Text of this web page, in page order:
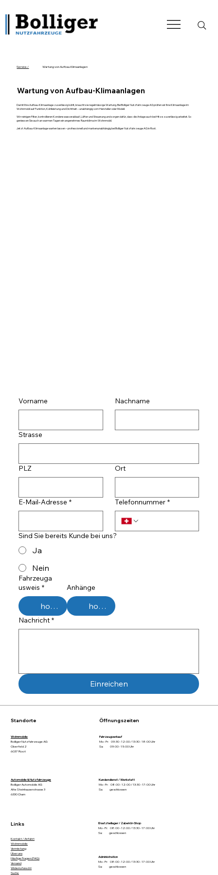
Service / Wartung von Aufbau-Klimaanlagen
Wartung von Aufbau-Klimaanlagen
Damit Ihre Aufbau-Klimaanlage zuverlässig kühlt, braucht sie regelmässige Wartung. Bei Bolliger Nutzfahrzeuge AG prüfen wir Ihre Klimaanlage im
Wohnmobil auf Funktion, Kühlleistung und Dichtheit – unabhängig vom Hersteller oder Modell.
Wir reinigen Filter, kontrollieren Kondenswasserablauf, Lüfter und Steuerung und sorgen dafür, dass die Anlage auch bei Hitze zuverlässig arbeitet. So
geniessen Sie auch an warmen Tagen ein angenehmes Raumklima im Wohnmobil.
Jetzt Aufbau-Klimaanlage warten lassen – professionell und markenunabhängig bei Bolliger Nutzfahrzeuge AG in Root.
Vorname Nachname
Strasse
PLZ Ort
E-Mail-Adresse * Telefonnummer *
Sind Sie bereits Kunde bei uns?
Ja
Nein
Fahrzeuga
usweis *
hochladen
Anhänge
hochladen
Nachricht *
Einreichen
Standorte Öffnungszeiten
Links
Wohnmobile
Bolliger Nutzfahrzeuge AG
Oberfeld 2
6037 Root
Fahrzeugverkauf
Mo - Fr: 09:30 - 12:00 / 13:30 - 18:00 Uhr
Sa: 09:00 - 15:00 Uhr
Ersatzteillager / Zubehör-Shop
Mo - Fr: 08:00 - 12:00 / 13:30 - 17:00 Uhr
Sa: geschlossen
Kontakt / Anfahrt
Wohnmobile
Vermietung
Über uns
Häufige Fragen (FAQ)
Versand
Widerrufsrecht
Suche
Automobile & Nutzfahrzeuge
Bolliger Automobile AG
Alte Steinhauserstrasse 3
6330 Cham
Kundendienst / Werkstatt
Mo - Fr: 08:00 - 12:00 / 13:30 - 17:00 Uhr
Sa: geschlossen
Administration
Mo - Fr: 08:00 - 12:00 / 13:30 - 17:00 Uhr
Sa: geschlossen